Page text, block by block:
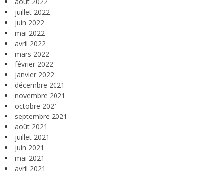
juillet 2022
juin 2022
mai 2022
avril 2022
mars 2022
février 2022
janvier 2022
décembre 2021
novembre 2021
octobre 2021
septembre 2021
août 2021
juillet 2021
juin 2021
mai 2021
avril 2021